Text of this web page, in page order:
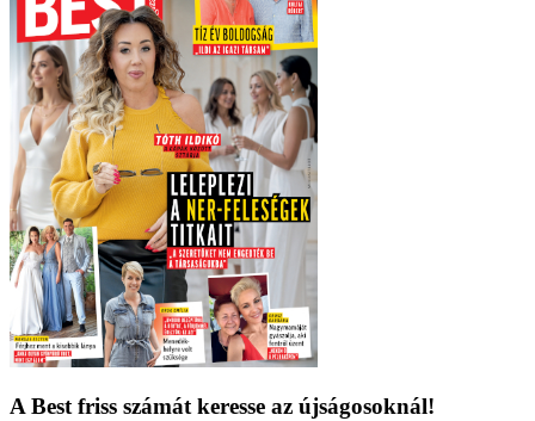
A Best friss számát keresse az újságosoknál!